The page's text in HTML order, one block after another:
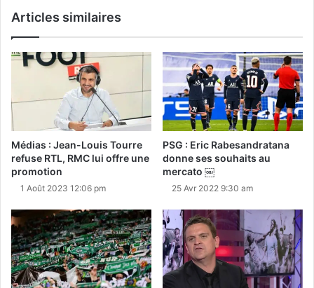
Articles similaires
Médias : Jean-Louis Tourre
refuse RTL, RMC lui offre une
promotion
1 Août 2023 12:06 pm
PSG : Eric Rabesandratana
donne ses souhaits au
mercato ￼
25 Avr 2022 9:30 am